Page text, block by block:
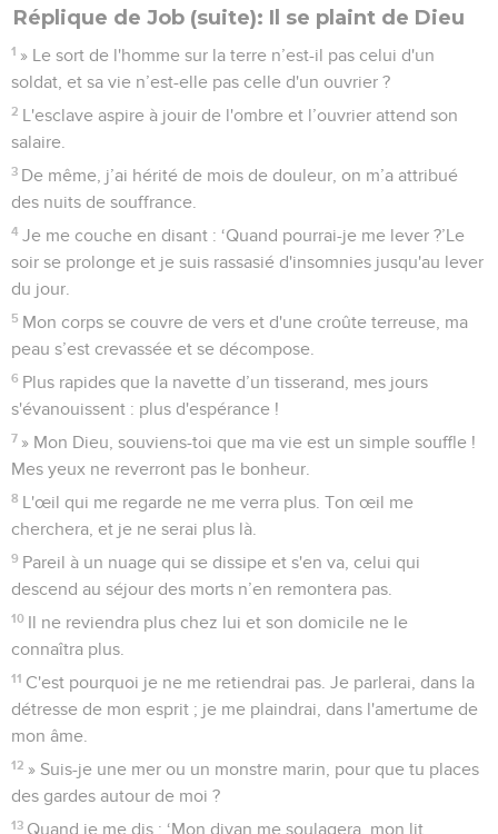
Réplique de Job (suite): Il se plaint de Dieu
1 » Le sort de l'homme sur la terre n’est-il pas celui d'un
soldat, et sa vie n’est-elle pas celle d'un ouvrier ?
2 L'esclave aspire à jouir de l'ombre et l’ouvrier attend son
salaire.
3 De même, j’ai hérité de mois de douleur, on m’a attribué
des nuits de souffrance.
4 Je me couche en disant : ‘Quand pourrai-je me lever ?’Le
soir se prolonge et je suis rassasié d'insomnies jusqu'au lever
du jour.
5 Mon corps se couvre de vers et d'une croûte terreuse, ma
peau s’est crevassée et se décompose.
6 Plus rapides que la navette d’un tisserand, mes jours
s'évanouissent : plus d'espérance !
7 » Mon Dieu, souviens-toi que ma vie est un simple souffle !
Mes yeux ne reverront pas le bonheur.
8 L'œil qui me regarde ne me verra plus. Ton œil me
cherchera, et je ne serai plus là.
9 Pareil à un nuage qui se dissipe et s'en va, celui qui
descend au séjour des morts n’en remontera pas.
10 Il ne reviendra plus chez lui et son domicile ne le
connaîtra plus.
11 C'est pourquoi je ne me retiendrai pas. Je parlerai, dans la
détresse de mon esprit ; je me plaindrai, dans l'amertume de
mon âme.
12 » Suis-je une mer ou un monstre marin, pour que tu places
des gardes autour de moi ?
13 Quand je me dis : ‘Mon divan me soulagera, mon lit